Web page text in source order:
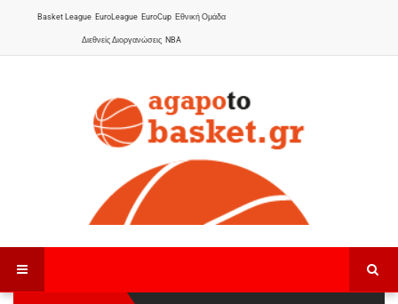
Basket League EuroLeague EuroCup Εθνική Ομάδα
Διεθνείς Διοργανώσεις NBA